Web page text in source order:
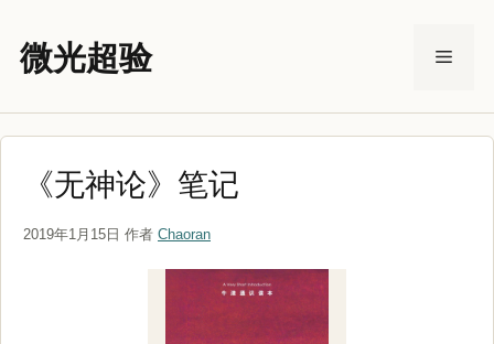
微光超验 菜
《无神论》笔记
2019年1月15日 作者 Chaoran